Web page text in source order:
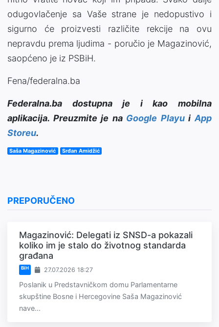
odugovlačenje sa Vaše strane je nedopustivo i
sigurno će proizvesti različite rekcije na ovu
nepravdu prema ljudima - poručio je Magazinović,
saopćeno je iz PSBiH.
Fena/federalna.ba
Federalna.ba dostupna je i kao mobilna
aplikacija. Preuzmite je na Google PlayuiApp
Storeu.
Saša Magazinović Srđan Amidžić
PREPORUČENO
Magazinović: Delegati iz SNSD-a pokazali
koliko im je stalo do životnog standarda
građana
BiH 27.07.2026 18:27
Poslanik u Predstavničkom domu Parlamentarne
skupštine Bosne i Hercegovine Saša Magazinović
nave...